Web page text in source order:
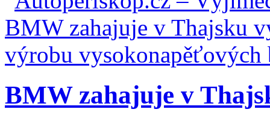
BMW zahajuje v